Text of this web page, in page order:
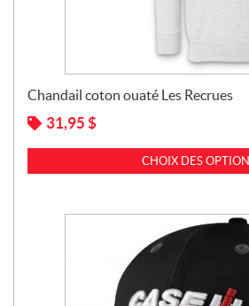
Chandail coton ouaté Les Recrues
31,95 $
CHOIX DES